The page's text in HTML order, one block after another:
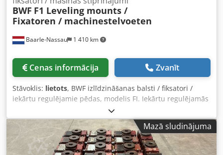
Baarle-Nassau 1 410 km
BWF F1 Leveling mounts /
Fixatoren / machinestelvoeten
Cenas informācija Zvanīt
Stāvoklis: lietots, BWF izlīdzināšanas balsti / fiksatori /
iekārtu regulējamie pēdas, modelis FI. Iekārtu regulējamās
pēdas. Izmēri (garums x platums): 170 x 105 mm.
Minimālais augstums: 83 mm. Maksimālais augstums: 86
mm. Atvere regulējamajā pėdā: 20 mm. Atslēgas izmērs
regulēšanai: 22 mm. Gabalu skaits: 9. Cena par gabalu, bet
visi 9 gabali ir jāpērk kopā: pēc pieprasījuma. Piegādes
Mazā sludinājuma